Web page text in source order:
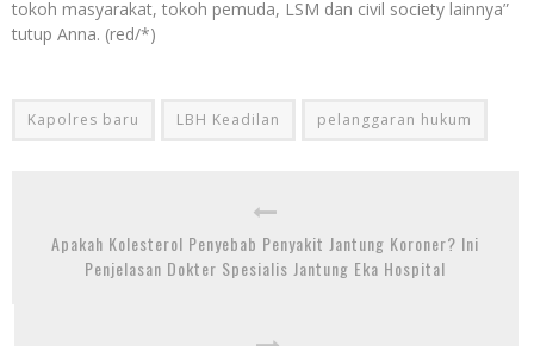
tokoh masyarakat, tokoh pemuda, LSM dan civil society lainnya”
tutup Anna. (red/*)
Kapolres baru LBH Keadilan pelanggaran hukum
Apakah Kolesterol Penyebab Penyakit Jantung Koroner? Ini
Penjelasan Dokter Spesialis Jantung Eka Hospital